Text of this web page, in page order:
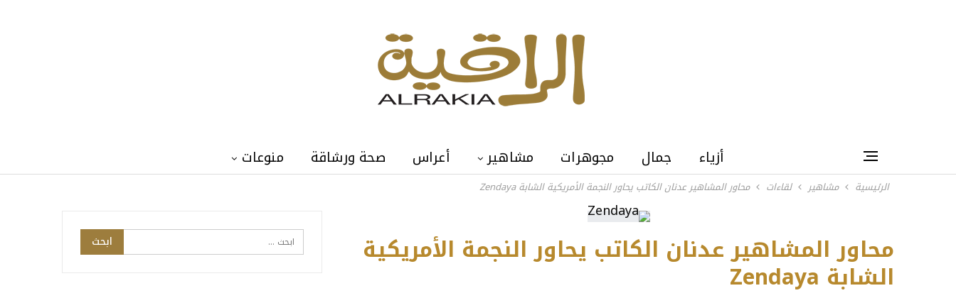
أزياء جمال مجوهرات مشاهير أعراس صحة ورشاقة منوعات
الرئيسية مشاهير لقاءات محاور المشاهير عدنان الكاتب يحاور النجمة الأمريكية الشابة Zendaya
محاور المشاهير عدنان الكاتب يحاور النجمة الأمريكية
الشابة Zendaya